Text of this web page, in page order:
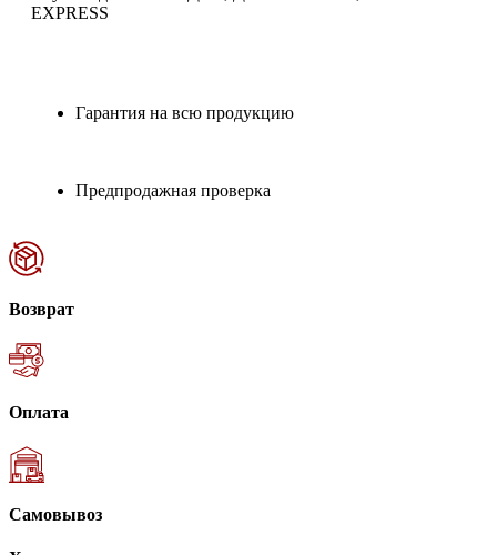
EXPRESS
Гарантия на всю продукцию
Предпродажная проверка
Возврат
Оплата
Самовывоз